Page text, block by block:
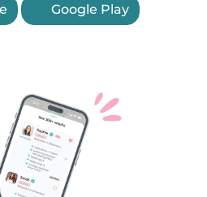
Google Play